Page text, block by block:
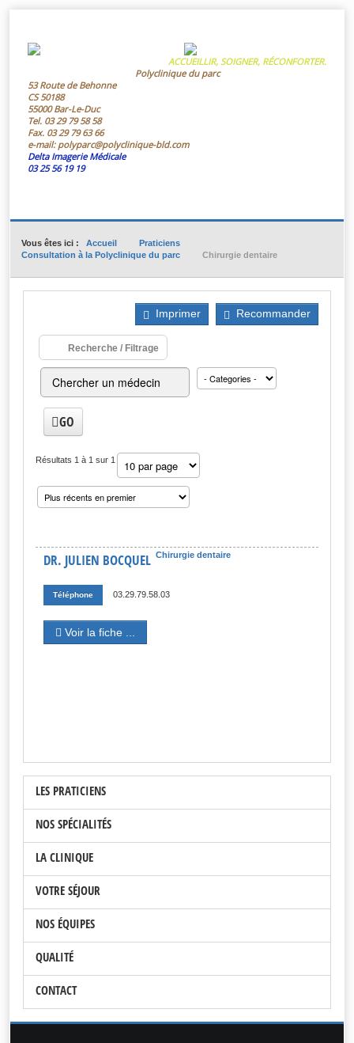
ACCUEILLIR, SOIGNER, RÉCONFORTER.
Polyclinique du parc
53 Route de Behonne
CS 50188
55000 Bar-Le-Duc
Tel. 03 29 79 58 58
Fax. 03 29 79 63 66
e-mail: polyparc@polyclinique-bld.com
Delta Imagerie Médicale
03 25 56 19 19
Vous êtes ici : Accueil
Praticiens
Consultation à la Polyclinique du parc
Chirurgie dentaire
Imprimer Recommander
Recherche / Filtrage
GO
Résultats 1 à 1 sur 1
DR. JULIEN BOCQUEL Chirurgie dentaire
Téléphone 03.29.79.58.03
Voir la fiche ...
LES PRATICIENS
NOS SPÉCIALITÉS
LA CLINIQUE
VOTRE SÉJOUR
NOS ÉQUIPES
QUALITÉ
CONTACT